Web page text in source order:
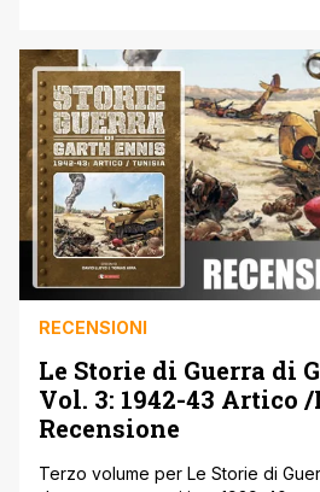
(Supernatural) e Seth Rogen '
già rinnovata per una seconda
come il fumetto originale [']
RECENSIONI
Le Storie di Guerra di
Vol. 3: 1942-43 Artico
Recensione
Terzo volume per Le Storie di